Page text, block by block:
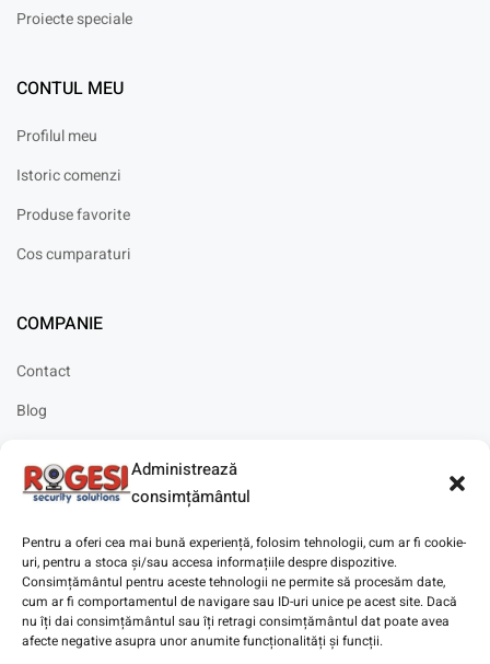
Administrează
consimțământul
Pentru a oferi cea mai bună experiență, folosim tehnologii, cum ar fi cookie-
uri, pentru a stoca și/sau accesa informațiile despre dispozitive.
Consimțământul pentru aceste tehnologii ne permite să procesăm date,
cum ar fi comportamentul de navigare sau ID-uri unice pe acest site. Dacă
nu îți dai consimțământul sau îți retragi consimțământul dat poate avea
afecte negative asupra unor anumite funcționalități și funcții.
Proiecte speciale
CONTUL MEU
Profilul meu
Istoric comenzi
Produse favorite
Cos cumparaturi
COMPANIE
Contact
Blog
Solicitare instalare
Copyright © 2025Digitaz.